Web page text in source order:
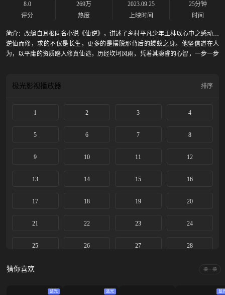
8.0
评分
269万
热度
2023.09.25
上映时间
25分钟
时间
简介：改编自耳根同名小说《仙逆》，讲述了乡村平凡少年王林以心中之感动，
逆仙而修，求的不仅是长生，更多的是摆脱那背后的蝼蚁之身。他坚信道在人
为，以平庸的资质踏入修真仙途，历经坎坷风雨，凭着其聪睿的心智，一步一步
极光影视播放器 排序
1 2 3 4
5 6 7 8
9 10 11 12
13 14 15 16
17 18 19 20
21 22 23 24
25 26 27 28
29
猜你喜欢 换一换
蓝光 蓝光 蓝